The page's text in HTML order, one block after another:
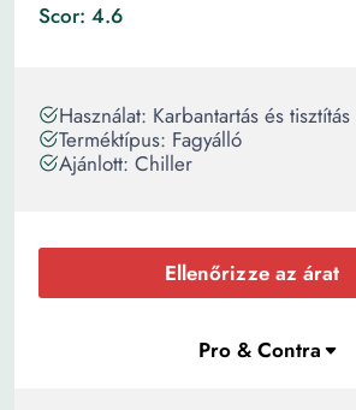
Scor: 4.6
Használat: Karbantartás és tisztítás
Terméktípus: Fagyálló
Ajánlott: Chiller
Ellenőrizze az árat